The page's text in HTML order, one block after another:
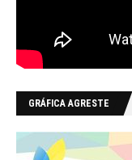
GRÁFICA AGRESTE